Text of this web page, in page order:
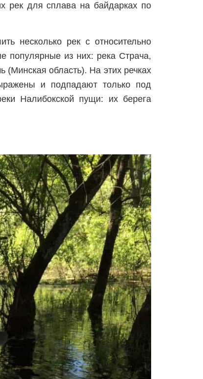
рек для сплава на байдарках по
несколько рек с относительно
популярные из них: река Страча,
(Минская область). На этих речках
и подпадают только под
Налибокской пущи: их берега